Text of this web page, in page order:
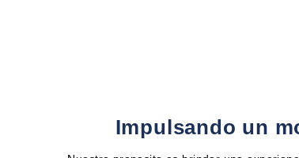
Impulsando un